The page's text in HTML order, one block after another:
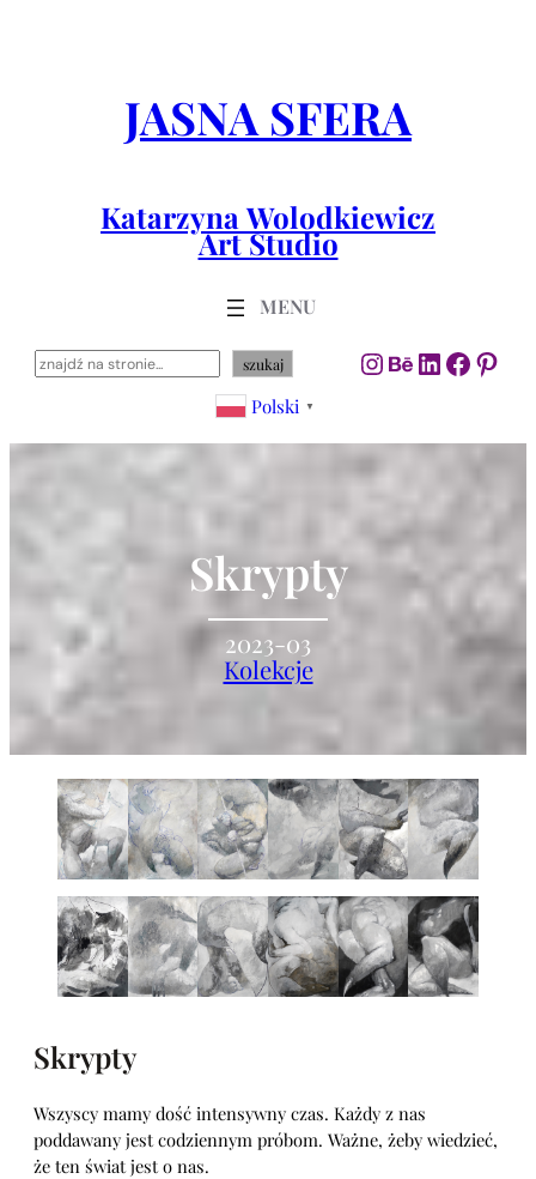
JASNA SFERA
Katarzyna Wolodkiewicz
Art Studio
Szukaj szukaj Instagram
Behance
LinkedIn
Polski ▼
Skrypty
2023-03
Kolekcje
Skrypty
Wszyscy mamy dość intensywny czas. Każdy z nas
poddawany jest codziennym próbom. Ważne, żeby wiedzieć,
że ten świat jest o nas.